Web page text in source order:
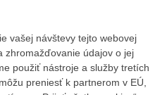
vašej návštevy tejto webovej
zhromažďovanie údajov o jej
použiť nástroje a služby tretích
preniesť k partnerom v EÚ,